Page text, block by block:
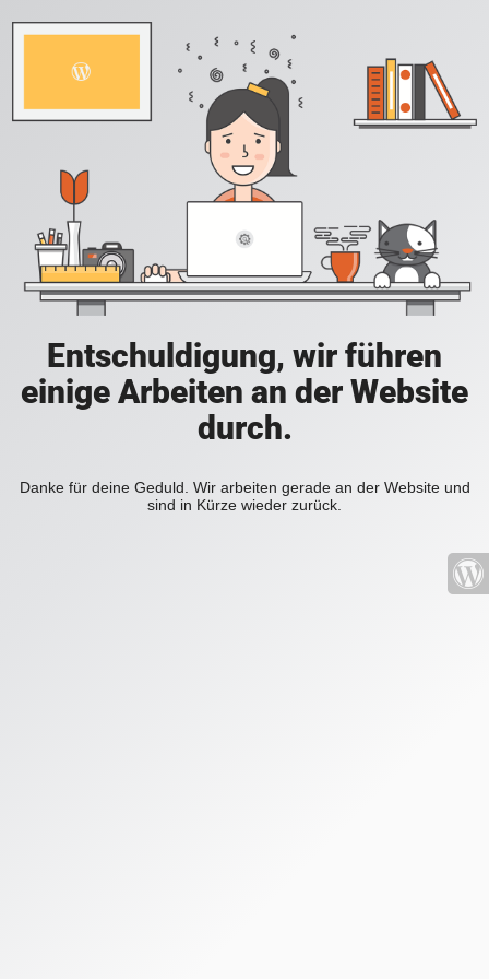
Entschuldigung, wir führen
einige Arbeiten an der Website
durch.
Danke für deine Geduld. Wir arbeiten gerade an der Website und
sind in Kürze wieder zurück.